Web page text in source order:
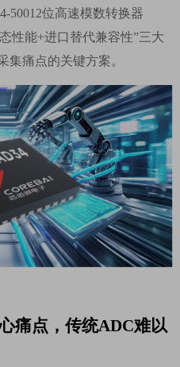
50012位高速模数转换器
性能+进口替代兼容性”三大
集痛点的关键方案。
痛点，传统ADC难以